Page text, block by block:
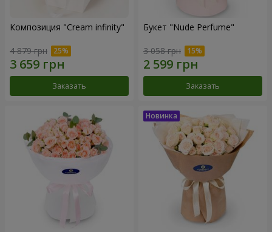
Композиция "Cream infinity"
4 879 грн
Заказать
Букет "Nude Perfume"
3 058 грн
Заказать